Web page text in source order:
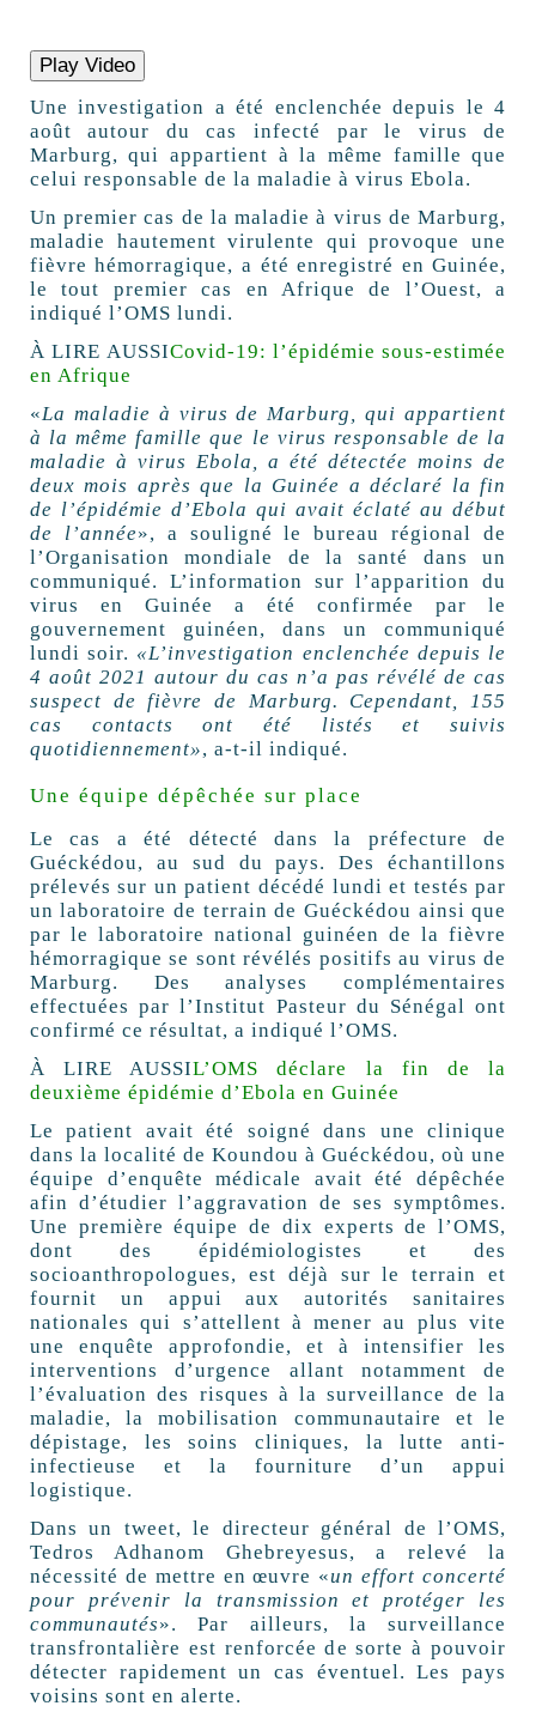
Play Video
Une investigation a été enclenchée depuis le 4
août autour du cas infecté par le virus de
Marburg, qui appartient à la même famille que
celui responsable de la maladie à virus Ebola.
Un premier cas de la maladie à virus de Marburg,
maladie hautement virulente qui provoque une
fièvre hémorragique, a été enregistré en Guinée,
le tout premier cas en Afrique de l’Ouest, a
indiqué l’OMS lundi.
À LIRE AUSSICovid-19: l’épidémie sous-estimée
en Afrique
«La maladie à virus de Marburg, qui appartient
à la même famille que le virus responsable de la
maladie à virus Ebola, a été détectée moins de
deux mois après que la Guinée a déclaré la fin
de l’épidémie d’Ebola qui avait éclaté au début
de l’année», a souligné le bureau régional de
l’Organisation mondiale de la santé dans un
communiqué. L’information sur l’apparition du
virus en Guinée a été confirmée par le
gouvernement guinéen, dans un communiqué
lundi soir. «L’investigation enclenchée depuis le
4 août 2021 autour du cas n’a pas révélé de cas
suspect de fièvre de Marburg. Cependant, 155
cas contacts ont été listés et suivis
quotidiennement», a-t-il indiqué.
Une équipe dépêchée sur place
Le cas a été détecté dans la préfecture de
Guéckédou, au sud du pays. Des échantillons
prélevés sur un patient décédé lundi et testés par
un laboratoire de terrain de Guéckédou ainsi que
par le laboratoire national guinéen de la fièvre
hémorragique se sont révélés positifs au virus de
Marburg. Des analyses complémentaires
effectuées par l’Institut Pasteur du Sénégal ont
confirmé ce résultat, a indiqué l’OMS.
À LIRE AUSSIL’OMS déclare la fin de la
deuxième épidémie d’Ebola en Guinée
Le patient avait été soigné dans une clinique
dans la localité de Koundou à Guéckédou, où une
équipe d’enquête médicale avait été dépêchée
afin d’étudier l’aggravation de ses symptômes.
Une première équipe de dix experts de l’OMS,
dont des épidémiologistes et des
socioanthropologues, est déjà sur le terrain et
fournit un appui aux autorités sanitaires
nationales qui s’attellent à mener au plus vite
une enquête approfondie, et à intensifier les
interventions d’urgence allant notamment de
l’évaluation des risques à la surveillance de la
maladie, la mobilisation communautaire et le
dépistage, les soins cliniques, la lutte anti-
infectieuse et la fourniture d’un appui
logistique.
Dans un tweet, le directeur général de l’OMS,
Tedros Adhanom Ghebreyesus, a relevé la
nécessité de mettre en œuvre «un effort concerté
pour prévenir la transmission et protéger les
communautés». Par ailleurs, la surveillance
transfrontalière est renforcée de sorte à pouvoir
détecter rapidement un cas éventuel. Les pays
voisins sont en alerte.